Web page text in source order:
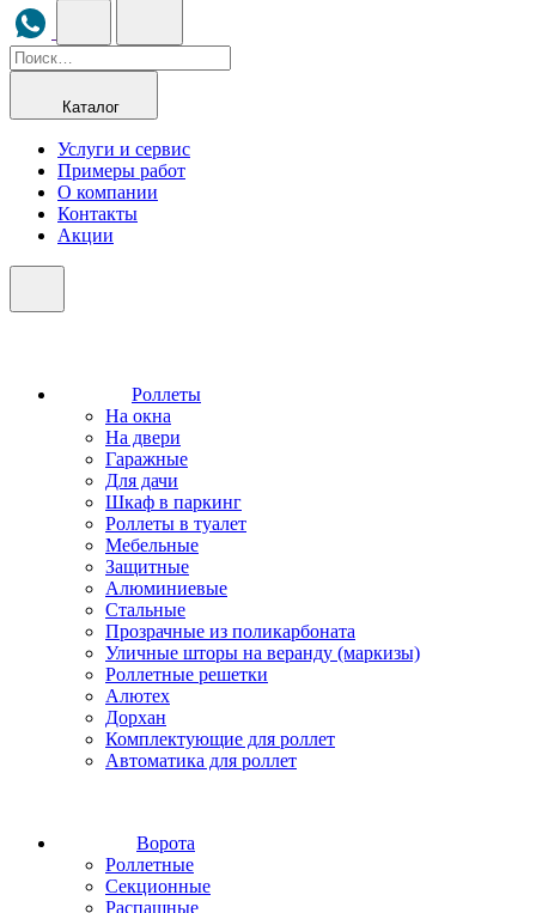
Каталог
Услуги и сервис
Примеры работ
О компании
Контакты
Акции
Роллеты
На окна
На двери
Гаражные
Для дачи
Шкаф в паркинг
Роллеты в туалет
Мебельные
Защитные
Алюминиевые
Стальные
Прозрачные из поликарбоната
Уличные шторы на веранду (маркизы)
Роллетные решетки
Алютех
Дорхан
Комплектующие для роллет
Автоматика для роллет
Ворота
Роллетные
Секционные
Распашные